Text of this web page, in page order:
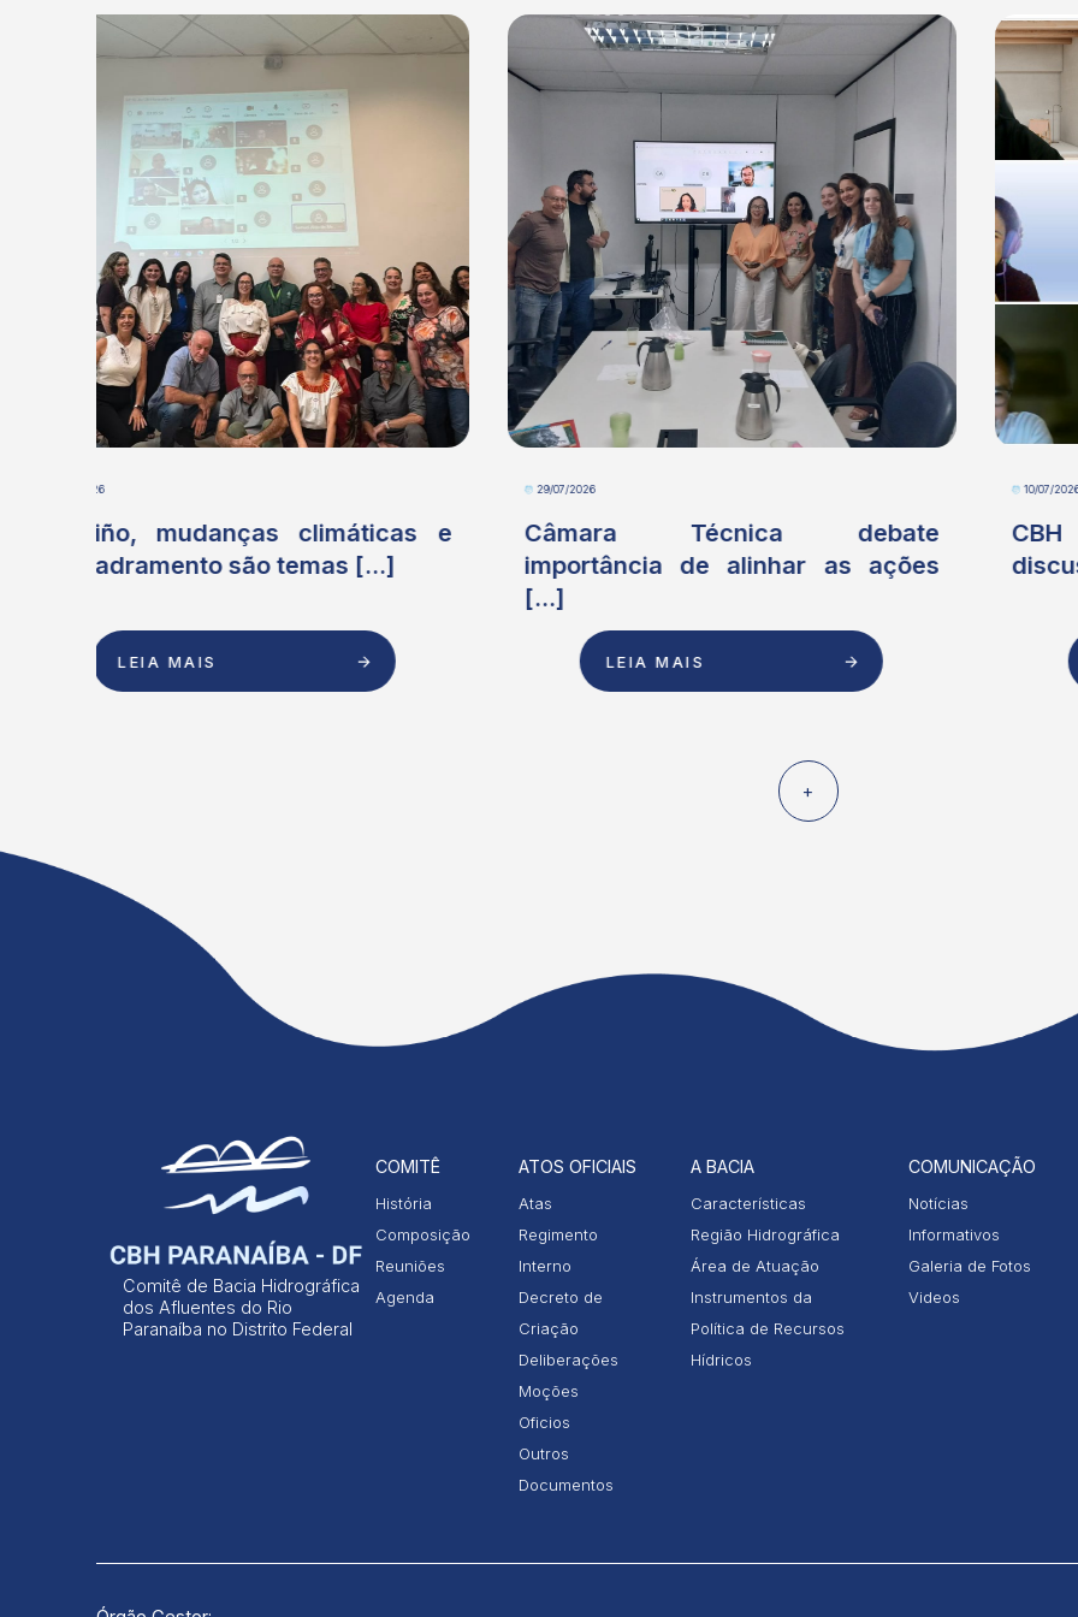
Câmara Técnica debate
importância de alinhar as ações
LEIA MAIS
CBH Paranaíba-DF participa de
discussão sobre [...]
LEIA MAIS
+
Comitê de Bacia Hidrográfica
dos Afluentes do Rio
Paranaíba no Distrito Federal
COMITÊ
História
Composição
Reuniões
Agenda
ATOS OFICIAIS
Atas
Regimento
Interno
Decreto de
Criação
Deliberações
Moções
Oficios
Outros
Documentos
A BACIA
Características
Região Hidrográfica
Área de Atuação
Instrumentos da
Política de Recursos
Hídricos
COMUNICAÇÃO
Notícias
Informativos
Galeria de Fotos
Videos